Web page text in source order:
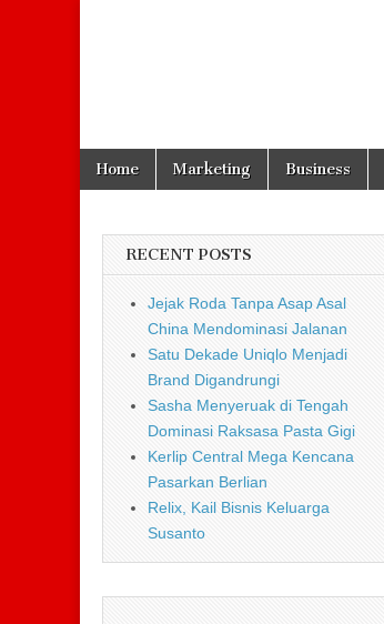
Main menu
Skip to content
Home Marketing Business
RECENT POSTS
Jejak Roda Tanpa Asap Asal
China Mendominasi Jalanan
Satu Dekade Uniqlo Menjadi
Brand Digandrungi
Sasha Menyeruak di Tengah
Dominasi Raksasa Pasta Gigi
Kerlip Central Mega Kencana
Pasarkan Berlian
Relix, Kail Bisnis Keluarga
Susanto